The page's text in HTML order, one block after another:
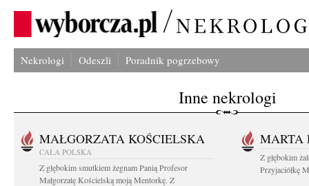
Nekrologi Odeszli Poradnik pogrzebowy
Inne nekrologi
MAŁGORZATA KOŚCIELSKA
CAŁA POLSKA
Z głębokim smutkiem żegnam Panią Profesor
Małgorzatę Kościelską moją Mentorkę. Z
MARTA
Z głębokim
Przyjaciółkę